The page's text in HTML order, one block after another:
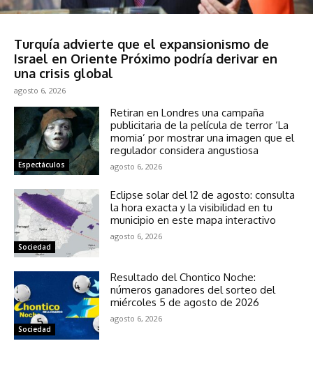
Turquía advierte que el expansionismo de
Israel en Oriente Próximo podría derivar en
una crisis global
agosto 6, 2026
Espectáculos
Retiran en Londres una campaña
publicitaria de la película de terror ‘La
momia’ por mostrar una imagen que el
regulador considera angustiosa
agosto 6, 2026
Sociedad
Eclipse solar del 12 de agosto: consulta
la hora exacta y la visibilidad en tu
municipio en este mapa interactivo
agosto 6, 2026
Sociedad
Resultado del Chontico Noche:
números ganadores del sorteo del
miércoles 5 de agosto de 2026
agosto 6, 2026